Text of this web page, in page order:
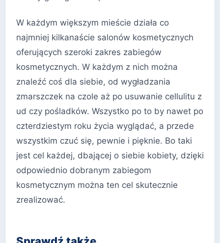
W każdym większym mieście działa co
najmniej kilkanaście salonów kosmetycznych
oferujących szeroki zakres zabiegów
kosmetycznych. W każdym z nich można
znaleźć coś dla siebie, od wygładzania
zmarszczek na czole aż po usuwanie cellulitu z
ud czy pośladków. Wszystko po to by nawet po
czterdziestym roku życia wyglądać, a przede
wszystkim czuć się, pewnie i pięknie. Bo taki
jest cel każdej, dbającej o siebie kobiety, dzięki
odpowiednio dobranym zabiegom
kosmetycznym można ten cel skutecznie
zrealizować.